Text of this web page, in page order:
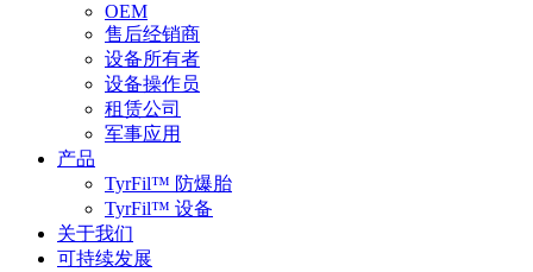
OEM
售后经销商
设备所有者
设备操作员
租赁公司
军事应用
产品
TyrFil™ 防爆胎
TyrFil™ 设备
关于我们
可持续发展